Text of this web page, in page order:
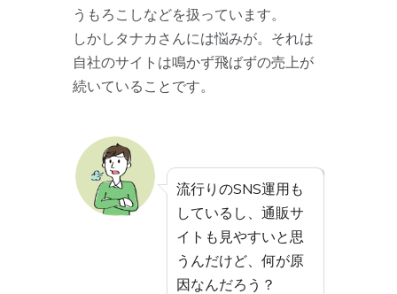
うもろこしなどを扱っています。
しかしタナカさんには悩みが。それは
自社のサイトは鳴かず飛ばずの売上が
続いていることです。
流行りのSNS運用も
しているし、通販サ
イトも見やすいと思
うんだけど、何が原
因なんだろう？